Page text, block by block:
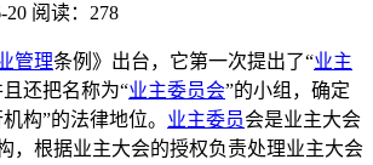
20 阅读：278
管理条例》出台，它第一次提出了“业主
还把名称为“业主委员会”的小组，确定
构”的法律地位。 业主委员会是业主大会
，根据业主大会的授权负责处理业主大会